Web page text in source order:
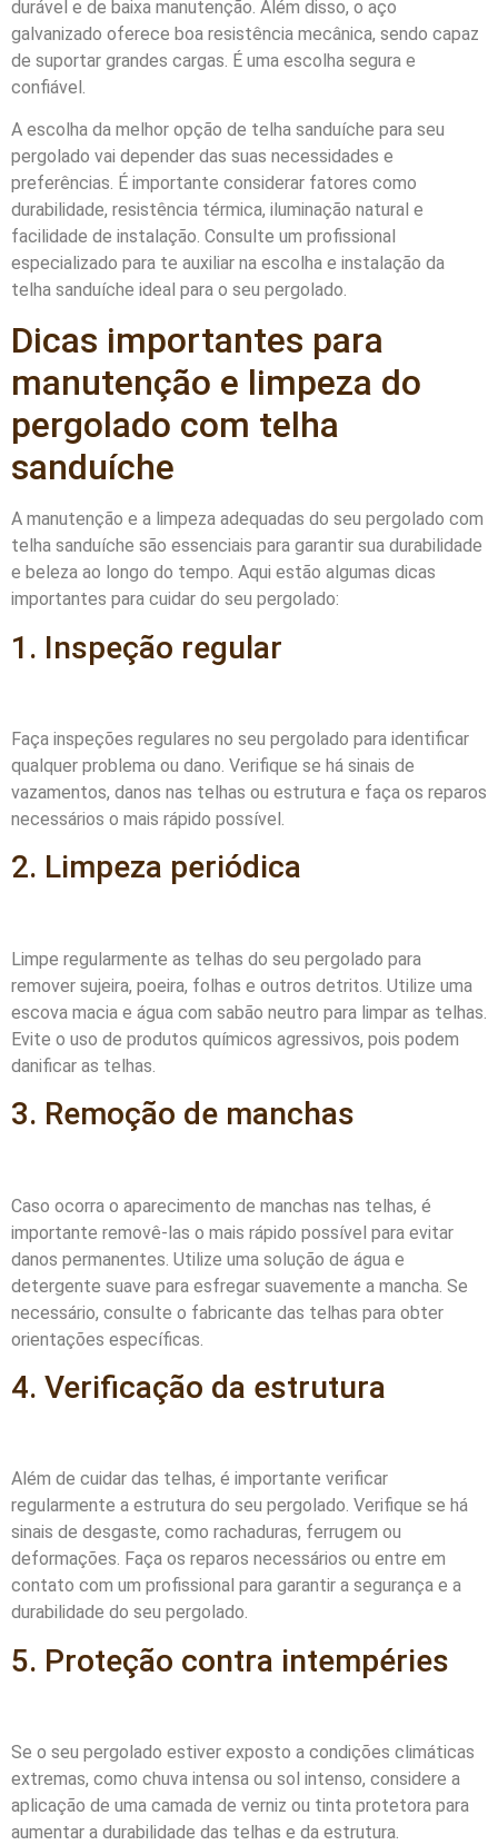
durável e de baixa manutenção. Além disso, o aço
galvanizado oferece boa resistência mecânica, sendo capaz
de suportar grandes cargas. É uma escolha segura e
confiável.
A escolha da melhor opção de telha sanduíche para seu
pergolado vai depender das suas necessidades e
preferências. É importante considerar fatores como
durabilidade, resistência térmica, iluminação natural e
facilidade de instalação. Consulte um profissional
especializado para te auxiliar na escolha e instalação da
telha sanduíche ideal para o seu pergolado.
Dicas importantes para
manutenção e limpeza do
pergolado com telha
sanduíche
A manutenção e a limpeza adequadas do seu pergolado com
telha sanduíche são essenciais para garantir sua durabilidade
e beleza ao longo do tempo. Aqui estão algumas dicas
importantes para cuidar do seu pergolado:
1. Inspeção regular
Faça inspeções regulares no seu pergolado para identificar
qualquer problema ou dano. Verifique se há sinais de
vazamentos, danos nas telhas ou estrutura e faça os reparos
necessários o mais rápido possível.
2. Limpeza periódica
Limpe regularmente as telhas do seu pergolado para
remover sujeira, poeira, folhas e outros detritos. Utilize uma
escova macia e água com sabão neutro para limpar as telhas.
Evite o uso de produtos químicos agressivos, pois podem
danificar as telhas.
3. Remoção de manchas
Caso ocorra o aparecimento de manchas nas telhas, é
importante removê-las o mais rápido possível para evitar
danos permanentes. Utilize uma solução de água e
detergente suave para esfregar suavemente a mancha. Se
necessário, consulte o fabricante das telhas para obter
orientações específicas.
4. Verificação da estrutura
Além de cuidar das telhas, é importante verificar
regularmente a estrutura do seu pergolado. Verifique se há
sinais de desgaste, como rachaduras, ferrugem ou
deformações. Faça os reparos necessários ou entre em
contato com um profissional para garantir a segurança e a
durabilidade do seu pergolado.
5. Proteção contra intempéries
Se o seu pergolado estiver exposto a condições climáticas
extremas, como chuva intensa ou sol intenso, considere a
aplicação de uma camada de verniz ou tinta protetora para
aumentar a durabilidade das telhas e da estrutura.